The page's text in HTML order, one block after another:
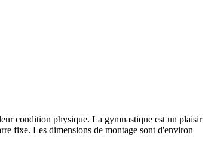
condition physique. La gymnastique est un plaisir
fixe. Les dimensions de montage sont d'environ